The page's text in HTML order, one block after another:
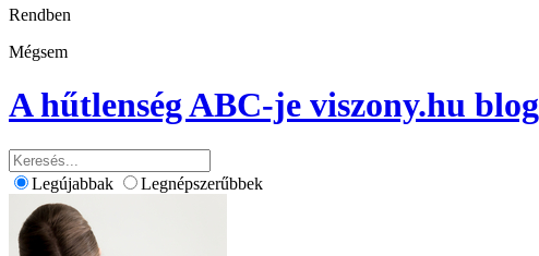
Rendben
Mégsem
A hűtlenség ABC-je viszony.hu blog
Legújabbak Legnépszerűbbek